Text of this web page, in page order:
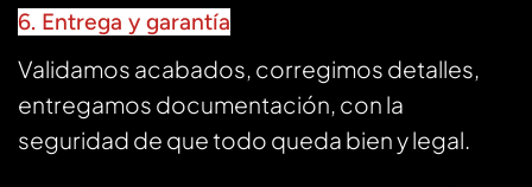
6. Entrega y garantía
Validamos acabados, corregimos detalles,
entregamos documentación, con la
seguridad de que todo queda bien y legal.